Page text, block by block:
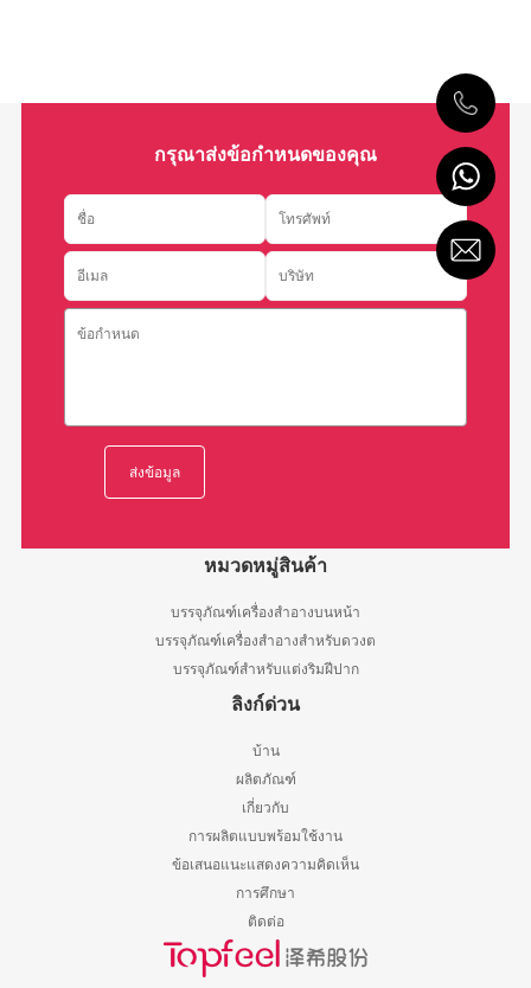
กรุณาส่งข้อกำหนดของคุณ
หมวดหมู่สินค้า
บรรจุภัณฑ์เครื่องสำอางบนหน้า
บรรจุภัณฑ์เครื่องสำอางสำหรับดวงต
บรรจุภัณฑ์สำหรับแต่งริมฝีปาก
ลิงก์ด่วน
บ้าน
ผลิตภัณฑ์
เกี่ยวกับ
การผลิตแบบพร้อมใช้งาน
ข้อเสนอแนะแสดงความคิดเห็น
การศึกษา
ติดต่อ